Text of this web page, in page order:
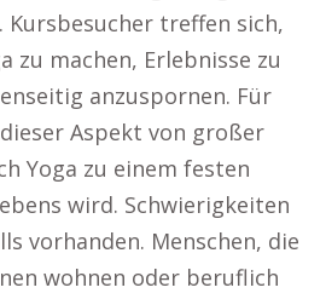
treffen sich,
zu machen, Erlebnisse zu
anzuspornen. Für
Aspekt von großer
Yoga zu einem festen
wird. Schwierigkeiten
vorhanden. Menschen, die
wohnen oder beruflich